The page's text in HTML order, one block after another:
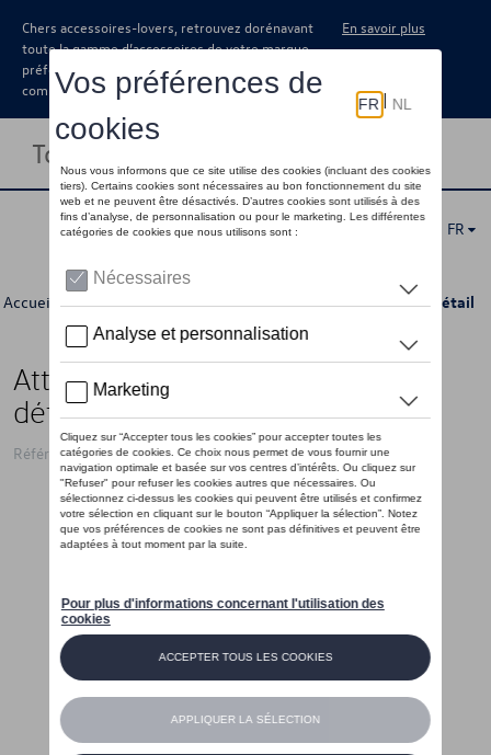
Chers accessoires-lovers, retrouvez dorénavant
toute la gamme d’accessoires de votre marque
préférée sous forme de catalogue à
commander auprès de votre concessionaire.
En savoir plus
Toggle navigation
FR
Accueil >Catalogue Volkswagen >Transport >Attelages > Détail
Attelage de remorquage,
détachable
Référence: 7L0092155A